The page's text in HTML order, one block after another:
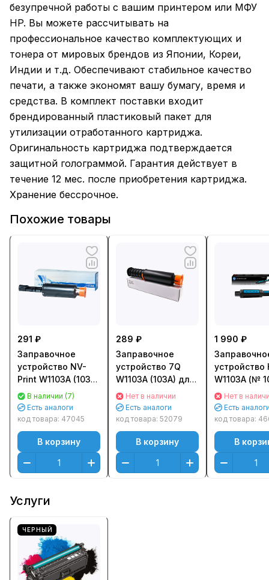
безупречной работы с вашим принтером или МФУ
HP. Вы можете рассчитывать на
профессиональное качество комплектующих и
тонера от мировых брендов из Японии, Кореи,
Индии и т.д. Обеспечивают стабильное качество
печати, а также экономят вашу бумагу, время и
средства. В комплект поставки входит
брендированный пластиковый пакет для
утилизации отработанного картриджа.
Оригинальность картриджа подтверждается
защитной голограммой. Гарантия действует в
течение 12 мес. после приобретения картриджа.
Хранение бессрочное.
Похожие товары
291 ₽
Заправочное
устройство NV-
Print W1103A (103A)
для HP Neverstop
Laser 1000/ 1200
(2500стр.)
В наличии (7)
Есть аналоги
код товара: 47045
В корзину
289 ₽
Заправочное
устройство 7Q
W1103A (103A) для
HP Neverstop
Laser 1000/ 1200
(2500стр.)
Нет в наличии
Есть аналоги
код товара: 52079
В корзину
1 990 ₽
устройство
W1103A (№
для HP
Laser 1000/
(2500стр.)
Нет в
Есть
код товара:
В
Услуги
ЧЕРНЫЙ